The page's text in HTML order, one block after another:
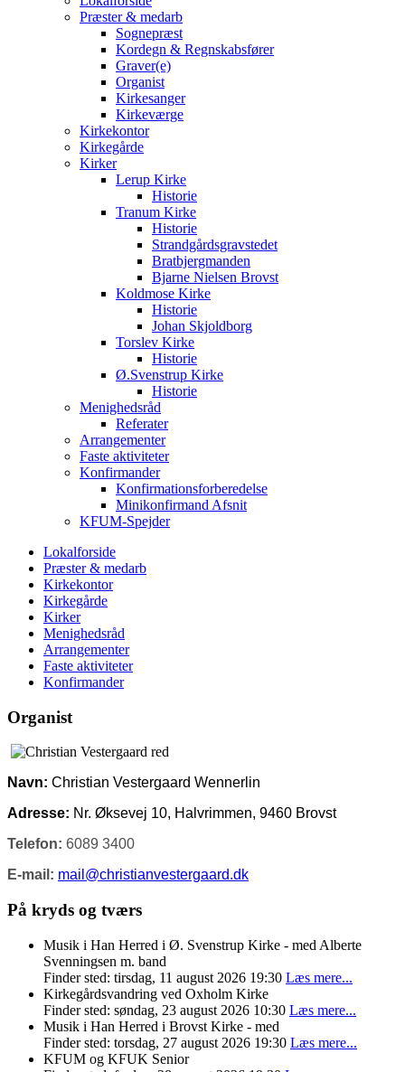
Præster & medarb
Sognepræst
Kordegn & Regnskabsfører
Graver(e)
Organist
Kirkesanger
Kirkeværge
Kirkekontor
Kirkegårde
Kirker
Lerup Kirke
Historie
Tranum Kirke
Historie
Strandgårdsgravstedet
Bratbjergmanden
Bjarne Nielsen Brovst
Koldmose Kirke
Historie
Johan Skjoldborg
Torslev Kirke
Historie
Ø.Svenstrup Kirke
Historie
Menighedsråd
Referater
Arrangementer
Faste aktiviteter
Konfirmander
Konfirmationsforberedelse
Minikonfirmand Afsnit
KFUM-Spejder
Lokalforside
Præster & medarb
Kirkekontor
Kirkegårde
Kirker
Menighedsråd
Arrangementer
Faste aktiviteter
Konfirmander
Organist
Navn: Christian Vestergaard Wennerlin
Adresse: Nr. Øksevej 10, Halvrimmen, 9460 Brovst
Telefon: 6089 3400
E-mail: mail@christianvestergaard.dk
På kryds og tværs
Musik i Han Herred i Ø. Svenstrup Kirke - med Alberte
Svenningsen m. band
Finder sted: tirsdag, 11 august 2026 19:30 Læs mere...
Kirkegårdsvandring ved Oxholm Kirke
Finder sted: søndag, 23 august 2026 10:30 Læs mere...
Musik i Han Herred i Brovst Kirke - med
Finder sted: torsdag, 27 august 2026 19:30 Læs mere...
KFUM og KFUK Senior